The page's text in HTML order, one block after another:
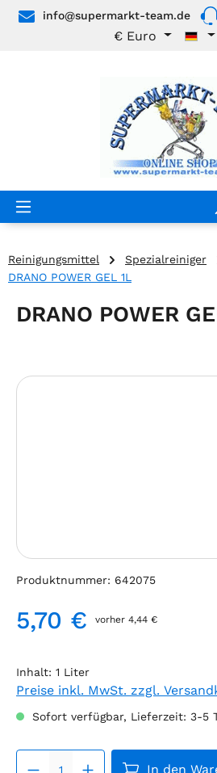
Zum Hauptinhalt springen
info@supermarkt-team.de
€ Euro
Reinigungsmittel
Spezialreiniger
DRANO POWER GEL 1L
DRANO POWER
Bildergalerie überspringen
Produktnummer: 642075
Regulärer Preis:
5,70 € vorher 4,44 €
Inhalt: 1 Liter
Preise inkl. MwSt. zzgl.
Sofort verfügbar, Lieferzeit: 3-5
Produkt
In den